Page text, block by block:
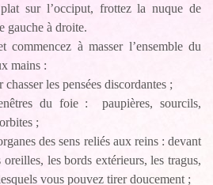
sur l’occiput, frottez la nuque de
gauche à droite.
commencez à masser l’ensemble du
mains :
les pensées discordantes ;
du foie : paupières, sourcils,
;
des sens reliés aux reins : devant
oreilles, les bords extérieurs, les tragus,
vous pouvez tirer doucement ;